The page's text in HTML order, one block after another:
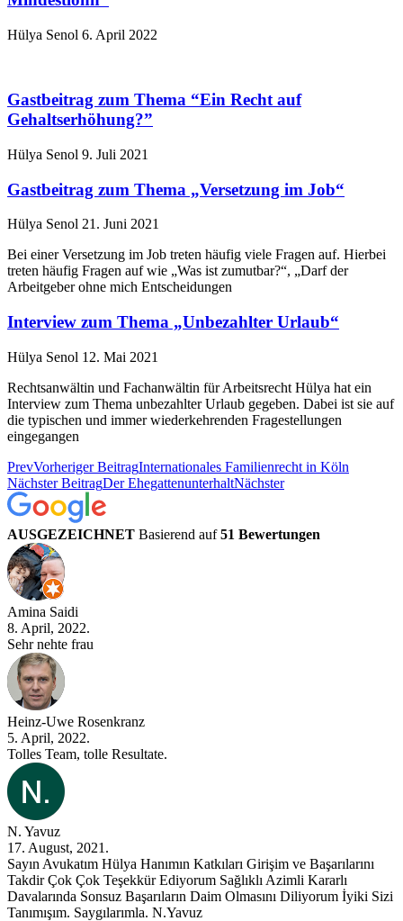
Hülya Senol 6. April 2022
Gastbeitrag zum Thema “Ein Recht auf
Gehaltserhöhung?”
Hülya Senol 9. Juli 2021
Gastbeitrag zum Thema „Versetzung im Job“
Hülya Senol 21. Juni 2021
Bei einer Versetzung im Job treten häufig viele Fragen auf. Hierbei
treten häufig Fragen auf wie „Was ist zumutbar?“, „Darf der
Arbeitgeber ohne mich Entscheidungen
Interview zum Thema „Unbezahlter Urlaub“
Hülya Senol 12. Mai 2021
Rechtsanwältin und Fachanwältin für Arbeitsrecht Hülya hat ein
Interview zum Thema unbezahlter Urlaub gegeben. Dabei ist sie auf
die typischen und immer wiederkehrenden Fragestellungen
eingegangen
PrevVorheriger BeitragInternationales Familienrecht in Köln
Nächster BeitragDer EhegattenunterhaltNächster
AUSGEZEICHNET Basierend auf51 Bewertungen
Amina Saidi
8. April, 2022.
Sehr nehte frau
Heinz-Uwe Rosenkranz
5. April, 2022.
Tolles Team, tolle Resultate.
N. Yavuz
17. August, 2021.
Sayın Avukatım Hülya Hanımın Katkıları Girişim ve Başarılarını
Takdir Çok Çok Teşekkür Ediyorum Sağlıklı Azimli Kararlı
Davalarında Sonsuz Başarıların Daim Olmasını Diliyorum İyiki Sizi
Tanımışım. Saygılarımla. N.Yavuz